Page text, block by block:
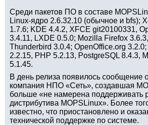
Среди пакетов ПО в составе
Linux-ядро 2.6.32.10 (обычное и bfs);
1.7.6; KDE 4.4.2, XFCE git20100331,
3.4.11, LXDE 0.5.0; Mozilla Firefox 3.6.3,
Thunderbird 3.0.4; OpenOffice.org
2.2.15, PHP 5.2.13, PostgreSQL 8.4.3,
5.1.45.
В день релиза появилось сообщение
компания НПО «Сеть», создавшая
больше «не намерена поддерживать
дистрибутива MOPSLinux». Более
известно, что приостановлено и
технической поддержке по системе.